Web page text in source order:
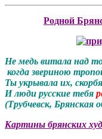
Родной
Не медь витала над
когда звериною
Ты укрывала их,
И люди русские тебя
(Трубчевск, Брянская
Картины брянских